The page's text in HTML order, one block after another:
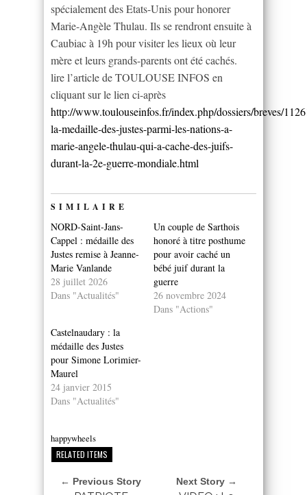
spécialement des Etats-Unis pour honorer
Marie-Angèle Thulau. Ils se rendront ensuite à
Caubiac à 19h pour visiter les lieux où leur
mère et leurs grands-parents ont été cachés.
lire l’article de TOULOUSE INFOS en
cliquant sur le lien ci-après
http://www.toulouseinfos.fr/index.php/dossiers/breves/
la-medaille-des-justes-parmi-les-nations-a-
marie-angele-thulau-qui-a-cache-des-juifs-
durant-la-2e-guerre-mondiale.html
SIMILAIRE
NORD-Saint-Jans-
Cappel : médaille des
Justes remise à Jeanne-
Marie Vanlande
28 juillet 2026
Dans "Actualités"
Un couple de Sarthois
honoré à titre posthume
pour avoir caché un
bébé juif durant la
guerre
26 novembre 2024
Dans "Actions"
Castelnaudary : la
médaille des Justes
pour Simone Lorimier-
Maurel
24 janvier 2015
Dans "Actualités"
happywheels
RELATED ITEMS
← Previous Story Next Story →